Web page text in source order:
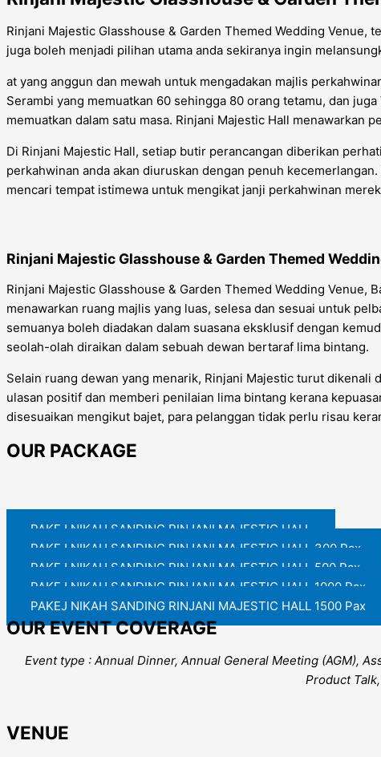
Rinjani Majestic Glasshouse & Garden Themed Wedding Venue,
juga boleh menjadi pilihan utama anda sekiranya ingin
at yang anggun dan mewah untuk mengadakan majlis
Serambi yang memuatkan 60 sehingga 80 orang tetamu, dan
memuatkan dalam satu masa. Rinjani Majestic Hall menawarkan
Di Rinjani Majestic Hall, setiap butir perancangan diberikan
perkahwinan anda akan diuruskan dengan penuh
mencari tempat istimewa untuk mengikat janji perkahwinan
Rinjani Majestic Glasshouse & Garden Themed
Rinjani Majestic Glasshouse & Garden Themed Wedding Venue,
menawarkan ruang majlis yang luas, selesa dan sesuai untuk
semuanya boleh diadakan dalam suasana eksklusif dengan
seolah-olah diraikan dalam sebuah dewan bertaraf lima bintang.
Selain ruang dewan yang menarik, Rinjani Majestic turut
ulasan positif dan memberi penilaian lima bintang kerana
disesuaikan mengikut bajet, para pelanggan tidak perlu risau
OUR PACKAGE
PAKEJ NIKAH SANDING RINJANI MAJESTIC HALL
PAKEJ NIKAH SANDING RINJANI MAJESTIC HALL 300 Pax
PAKEJ NIKAH SANDING RINJANI MAJESTIC HALL 500 Pax
PAKEJ NIKAH SANDING RINJANI MAJESTIC HALL 1000 Pax
PAKEJ NIKAH SANDING RINJANI MAJESTIC HALL 1500 Pax
OUR EVENT COVERAGE
Event type : Annual Dinner, Annual General Meeting (AGM),
Product
VENUE